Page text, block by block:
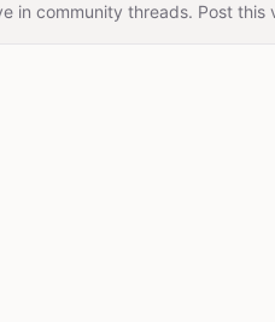
in community threads. Post